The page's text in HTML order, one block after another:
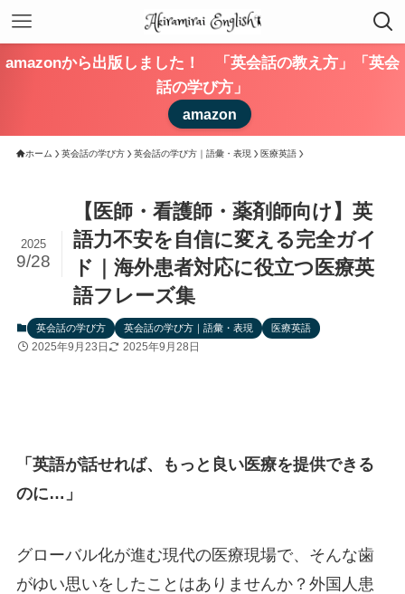
amazonから出版しました！ 「英会話の教え方」「英会
話の学び方」
amazon
ホーム 英会話の学び方 英会話の学び方｜語彙・表現 医療英語
【医師・看護師・薬剤師向け】英
語力不安を自信に変える完全ガイ
ド｜海外患者対応に役立つ医療英
語フレーズ集
2025
9/28
英会話の学び方 英会話の学び方｜語彙・表現 医療英語
2025年9月23日 2025年9月28日
「英語が話せれば、もっと良い医療を提供できる
のに…」
グローバル化が進む現代の医療現場で、そんな歯
がゆい思いをしたことはありませんか？外国人患